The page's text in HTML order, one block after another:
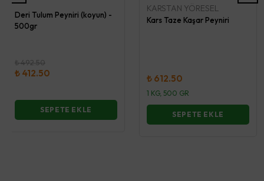
Deri Tulum Peyniri (koyun) -
500gr
₺ 492.50
₺ 412.50
SEPETE EKLE
Soğuk Zincir Gönderimi
KARSTAN YÖRESEL
Kars Taze Kaşar Peyniri
₺ 612.50
1 KG, 500 GR
SEPETE EKLE